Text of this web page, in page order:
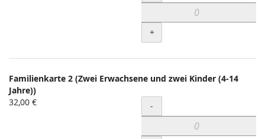
+
Familienkarte 2 (Zwei Erwachsene und zwei Kinder (4-14
Jahre))
32,00 €
Menge
-